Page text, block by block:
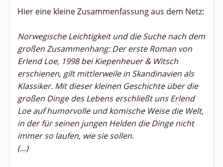
Sport & Freizeit
Urlaub und Reisen
Medien & Showgeschäft
Kochen, Backen und Genießen
Anregungen und Support
Spiel, Spaß und Sinnlosigkeit
Hier eine kleine Zusammenfassung aus dem Netz:
Norwegische Leichtigkeit und die Suche nach dem
großen Zusammenhang: Der erste Roman von
Erlend Loe, 1998 bei Kiepenheuer & Witsch
erschienen, gilt mittlerweile in Skandinavien als
Klassiker. Mit dieser kleinen Geschichte über die
großen Dinge des Lebens erschließt uns Erlend
Loe auf humorvolle und komische Weise die Welt,
in der für seinen jungen Helden die Dinge nicht
immer so laufen, wie sie sollen.
(...)